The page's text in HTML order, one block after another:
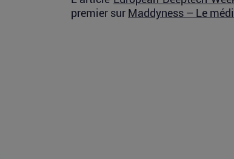
premier sur Maddyness – Le